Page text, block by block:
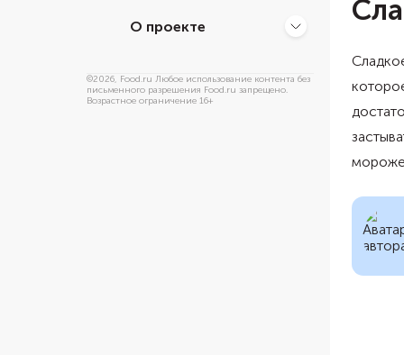
О проекте
©2026, Food.ru Любое использование контента без
письменного разрешения Food.ru запрещено.
Возрастное ограничение 16+